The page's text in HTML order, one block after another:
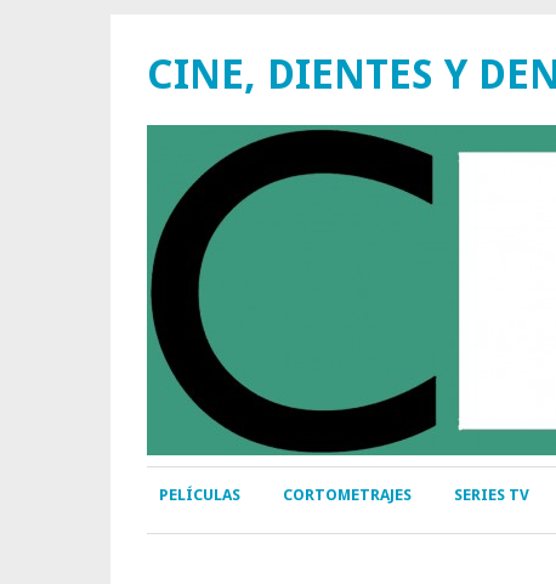
CINE, DIENTES Y
PELÍCULAS CORTOMETRAJES SERIES TV